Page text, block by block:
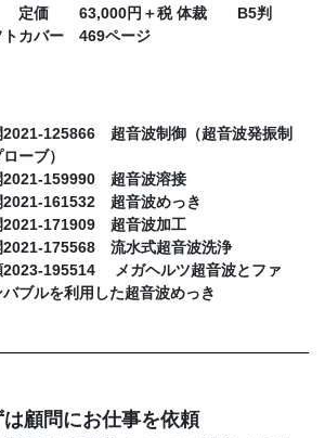
価 63,000円＋税 体裁 B5判
トカバー 469ページ
2021-125866 超音波制御（超音波発振制
ーブ）
2021-159990 超音波溶接
2021-161532 超音波めっき
2021-171909 超音波加工
2021-175568 流水式超音波洗浄
2023-195514 メガヘルツ超音波とファ
バブルを利用した超音波めっき
は顧問にお仕事を依頼